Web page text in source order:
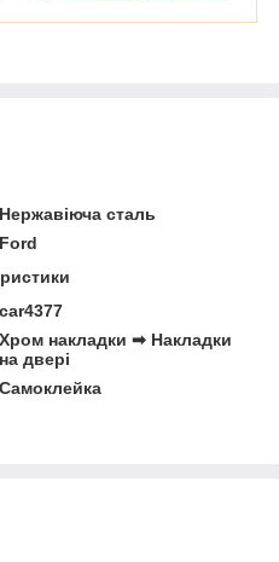
Нержавіюча сталь
Ford
car4377
Хром накладки ➡ Накладки
на двері
Самоклейка